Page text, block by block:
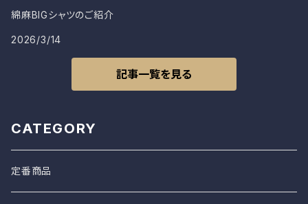
綿麻BIGシャツのご紹介
2026/3/14
記事一覧を見る
CATEGORY
定番商品